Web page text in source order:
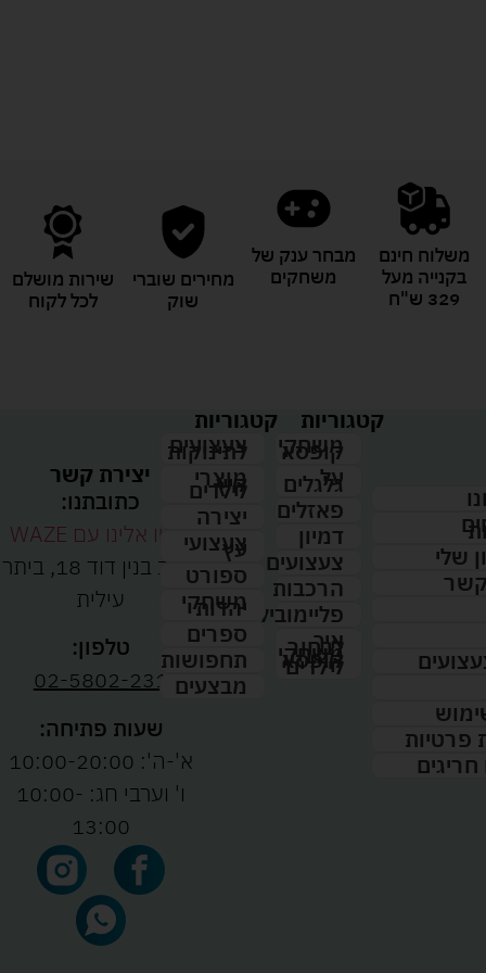
משלוח חינם
בקנייה מעל
329 ש"ח
מבחר ענק של
משחקים
מחירים שוברי
שוק
שירות מושלם
לכל לקוח
שלי
קשר
פרטיות
חריגים
קטגוריות
משחקי
קופסא
על
גלגלים
פאזלים
דמיון
צעצועים
הרכבות
פליימוביל
איך
לבחור
משחקי
קופסא
לילדים
קטגוריות
צעצועים
לתינוקות
מוצרי
קיץ
לילדים
יצירה
צעצועי
עץ
ספורט
משחקי
יהדות
ספרים
תחפושות
מבצעים
יצירת קשר
כתובתנו:
נווטו אלינו עם WAZE
רחוב בנין דוד 18, ביתר
עילית
טלפון:
02-5802-231
שעות פתיחה:
א'-ה': 10:00-20:00
ו' וערבי חג: 10:00-
13:00